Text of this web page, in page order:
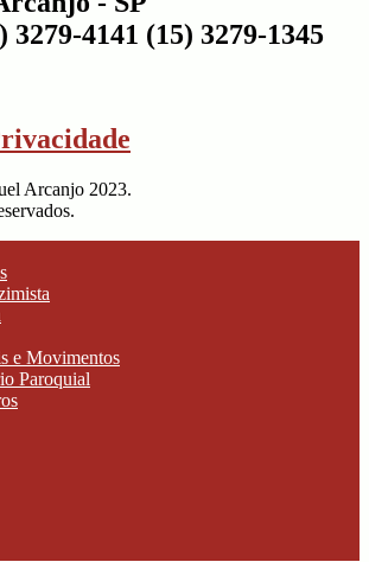
3279-4141 (15) 3279-1345
Arcanjo 2023.
e Movimentos
Paroquial